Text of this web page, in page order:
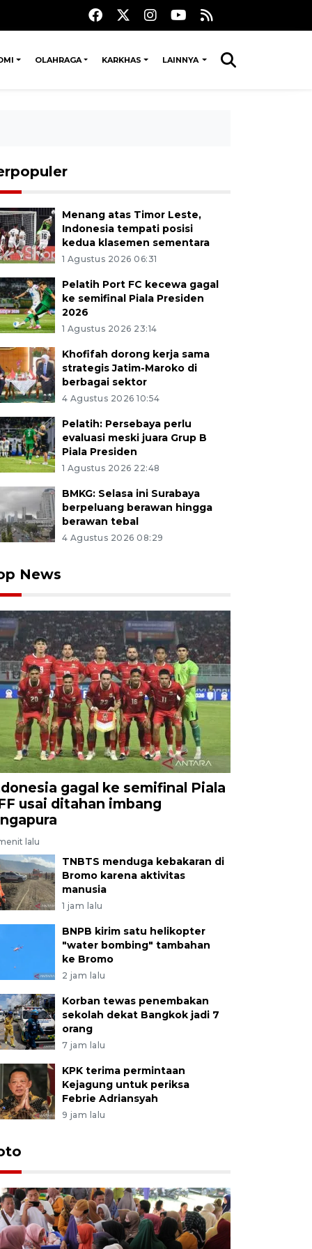
OLAHRAGA KARKHAS LAINNYA
Menang atas Timor Leste,
Indonesia tempati posisi
kedua klasemen sementara
1 Agustus 2026 06:31
Pelatih Port FC kecewa gagal
ke semifinal Piala Presiden
2026
1 Agustus 2026 23:14
Khofifah dorong kerja sama
strategis Jatim-Maroko di
berbagai sektor
4 Agustus 2026 10:54
Pelatih: Persebaya perlu
evaluasi meski juara Grup B
Piala Presiden
1 Agustus 2026 22:48
BMKG: Selasa ini Surabaya
berpeluang berawan hingga
berawan tebal
4 Agustus 2026 08:29
News
gagal ke semifinal Piala
usai ditahan imbang
lalu
TNBTS menduga kebakaran di
Bromo karena aktivitas
manusia
1 jam lalu
BNPB kirim satu helikopter
"water bombing" tambahan
ke Bromo
2 jam lalu
Korban tewas penembakan
sekolah dekat Bangkok jadi 7
orang
7 jam lalu
KPK terima permintaan
Kejagung untuk periksa
Febrie Adriansyah
9 jam lalu